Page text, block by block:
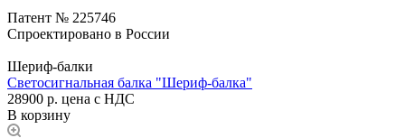
Патент № 225746
Спроектировано в России
Шериф-балки
Светосигнальная балка "Шериф-балка"
28900 р. цена с НДС
В корзину